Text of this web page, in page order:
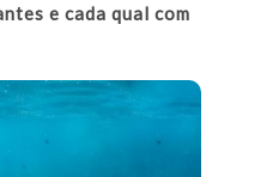
e cada qual com